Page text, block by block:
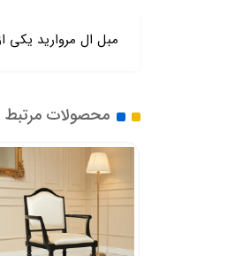
مبل ال مروارید
محصولات مرتبط